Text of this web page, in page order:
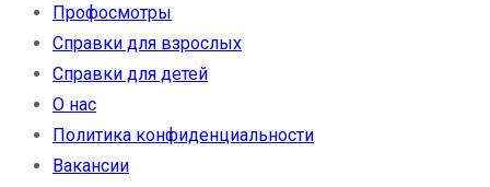
Профосмотры
Справки для взрослых
Справки для детей
О нас
Политика конфиденциальности
Вакансии